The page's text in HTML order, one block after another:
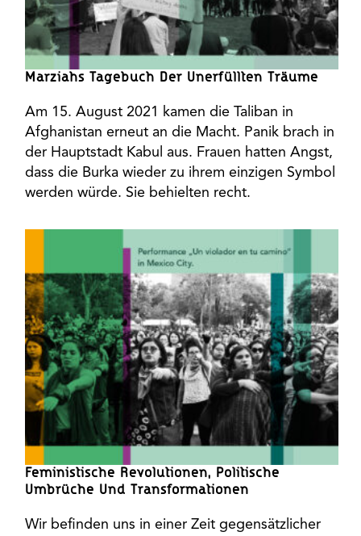
Marziahs Tagebuch Der Unerfüllten Träume
Am 15. August 2021 kamen die Taliban in
Afghanistan erneut an die Macht. Panik brach in
der Hauptstadt Kabul aus. Frauen hatten Angst,
dass die Burka wieder zu ihrem einzigen Symbol
werden würde. Sie behielten recht.
Feministische Revolutionen, Politische
Umbrüche Und Transformationen
Wir befinden uns in einer Zeit gegensätzlicher